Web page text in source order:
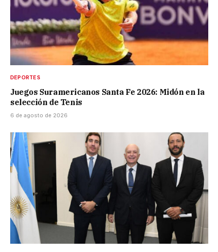
DEPORTES
Juegos Suramericanos Santa Fe 2026: Midón en la
selección de Tenis
6 de agosto de 2026